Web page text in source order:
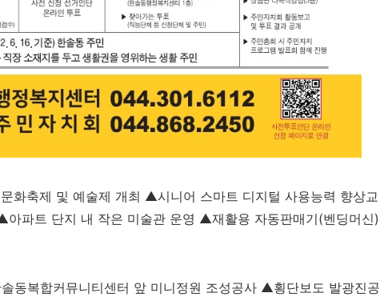
화축제 및 예술제 개최 ▲시니어 스마트 디지털 사용능력 향상교
아파트 단지 내 작은 미술관 운영 ▲재활용 자동판매기(벤딩머신)
동복합커뮤니티센터 앞 미니정원 조성공사 ▲횡단보도 발광진공